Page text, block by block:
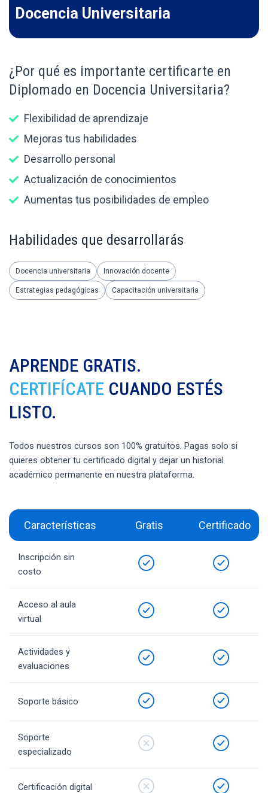
Docencia Universitaria
¿Por qué es importante certificarte en
Diplomado en Docencia Universitaria?
Flexibilidad de aprendizaje
Mejoras tus habilidades
Desarrollo personal
Actualización de conocimientos
Aumentas tus posibilidades de empleo
Habilidades que desarrollarás
Docencia universitaria Innovación docente
Estrategias pedagógicas Capacitación universitaria
APRENDE GRATIS.
CERTIFÍCATE CUANDO ESTÉS
LISTO.
Todos nuestros cursos son 100% gratuitos. Pagas solo si
quieres obtener tu certificado digital y dejar un historial
académico permanente en nuestra plataforma.
Características Gratis Certificado
Inscripción sin
costo
Acceso al aula
virtual
Actividades y
evaluaciones
Soporte básico
Soporte
especializado
Certificación digital